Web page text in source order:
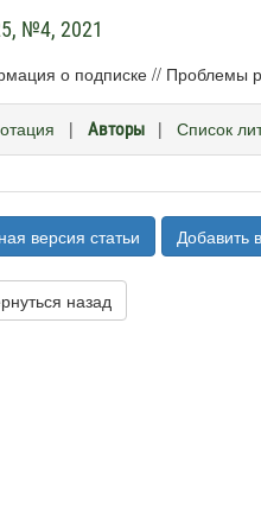
№4, 2021
о подписке // Проблемы
| Авторы | Список
версия статьи Добавить
назад